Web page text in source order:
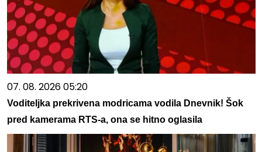
07. 08. 2026 05:20
Voditeljka prekrivena modricama vodila Dnevnik! Šok
pred kamerama RTS-a, ona se hitno oglasila